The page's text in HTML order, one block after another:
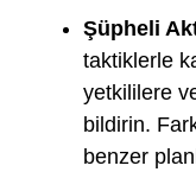
Şüpheli
taktiklerle
yetkililere
bildirin.
benzer